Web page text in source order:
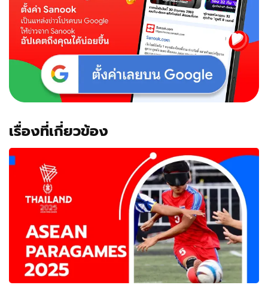
เรื่องที่เกี่ยวข้อง